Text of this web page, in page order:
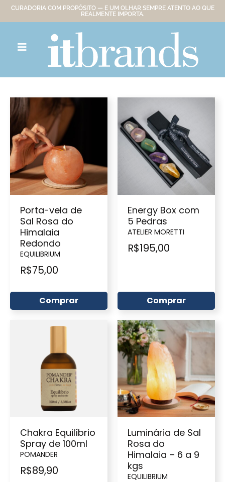
CURADORIA COM PROPÓSITO — E UM OLHAR SEMPRE ATENTO AO QUE
REALMENTE IMPORTA.
Porta-vela de
Sal Rosa do
Himalaia
Redondo
EQUILIBRIUM
R$75,00
Comprar
Energy Box com
5 Pedras
ATELIER MORETTI
R$195,00
Comprar
Chakra Equilíbrio
Spray de 100ml
POMANDER
R$89,90
Luminária de Sal
Rosa do
Himalaia – 6 a 9
kgs
EQUILIBRIUM